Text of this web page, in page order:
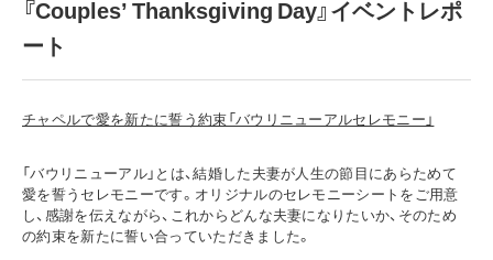
『Couples’ Thanksgiving Day』イベントレポ
ート
チャペルで愛を新たに誓う約束「バウリニューアルセレモニー」
「バウリニューアル」とは、結婚した夫妻が人生の節目にあらためて
愛を誓うセレモニーです。オリジナルのセレモニーシートをご用意
し、感謝を伝えながら、これからどんな夫妻になりたいか、そのため
の約束を新たに誓い合っていただきました。